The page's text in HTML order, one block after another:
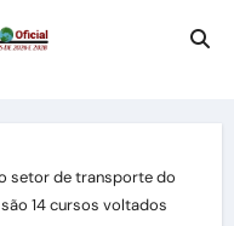
setor de transporte do
14 cursos voltados